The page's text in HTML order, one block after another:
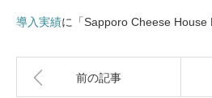
導入実績に「Sapporo Cheese House
前の記事